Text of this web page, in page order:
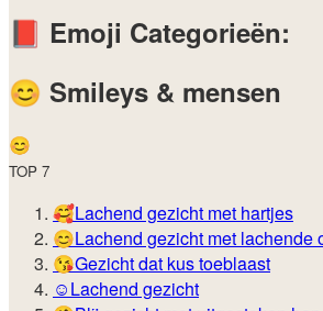
📕️ Emoji Categorieën:
😊️ Smileys & mensen
😊️
TOP 7
🥰Lachend gezicht met hartjes
😊Lachend gezicht met lachende
😘Gezicht dat kus toeblaast
☺️Lachend gezicht